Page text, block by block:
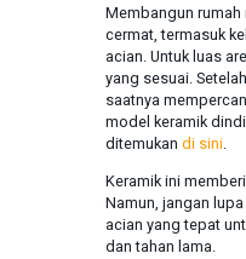
Membangun
cermat, termasuk
acian. Untuk luas
yang sesuai.
saatnya
model keramik
ditemukan di sini.
Keramik ini
Namun, jangan
acian yang tepat
dan tahan lama.